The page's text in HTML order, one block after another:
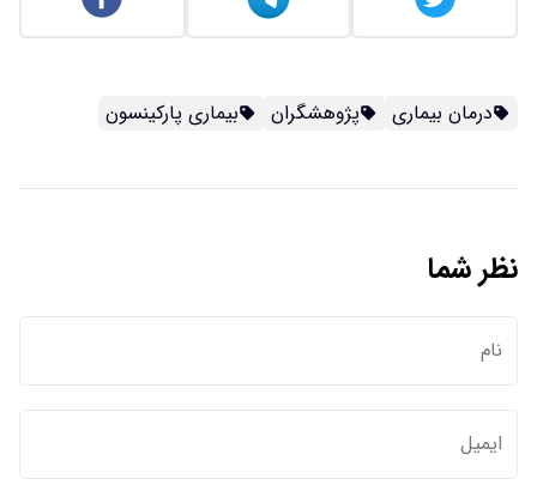
درمان بیماری پژوهشگران بیماری پارکینسون
نظر شما